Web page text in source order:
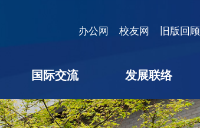
国际交流
海外见闻
国际会议
交流项目
暑期学校
发展联络
校友联络
教育基金
捐赠途径
捐赠鸣谢
捐赠用途
办公网 校友网 旧版回顾